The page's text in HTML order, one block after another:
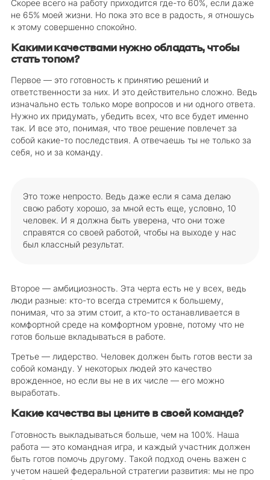
Скорее всего на работу приходится где-то 60%, если даже
не 65% моей жизни. Но пока это все в радость, я отношусь
к этому совершенно спокойно.
Какими качествами нужно обладать, чтобы
стать топом?
Первое — это готовность к принятию решений и
ответственности за них. И это действительно сложно. Ведь
изначально есть только море вопросов и ни одного ответа.
Нужно их придумать, убедить всех, что все будет именно
так. И все это, понимая, что твое решение повлечет за
собой какие-то последствия. А отвечаешь ты не только за
себя, но и за команду.
Это тоже непросто. Ведь даже если я сама делаю
свою работу хорошо, за мной есть еще, условно, 10
человек. И я должна быть уверена, что они тоже
справятся со своей работой, чтобы на выходе у нас
был классный результат.
Второе — амбициозность. Эта черта есть не у всех, ведь
люди разные: кто-то всегда стремится к большему,
понимая, что за этим стоит, а кто-то останавливается в
комфортной среде на комфортном уровне, потому что не
готов больше вкладываться в работе.
Третье — лидерство. Человек должен быть готов вести за
собой команду. У некоторых людей это качество
врожденное, но если вы не в их числе — его можно
выработать.
Какие качества вы цените в своей команде?
Готовность выкладываться больше, чем на 100%. Наша
работа — это командная игра, и каждый участник должен
быть готов помочь другому. Такой подход очень важен с
учетом нашей федеральной стратегии развития: мы не про